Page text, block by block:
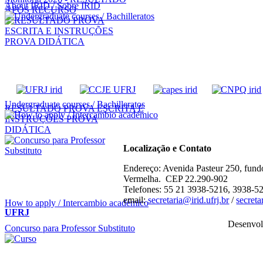
APÓS RECURSO
RESULTADO PROVA ESCRITA E
INSTRUÇÕES PROVA
DIDÁTICA
Concurso para Professor Substituto
About IRID / Sobre IRID
Undergraduate courses / Bachilleratos
How to apply / Intercambio académico
Localização e Contato
Endereço: Avenida Pasteur 250,
Vermelha. CEP 22.290-902
Telefones: 55 21 3938-5216, 3938-
email:secretaria@irid.ufrj.br/
UFRJ